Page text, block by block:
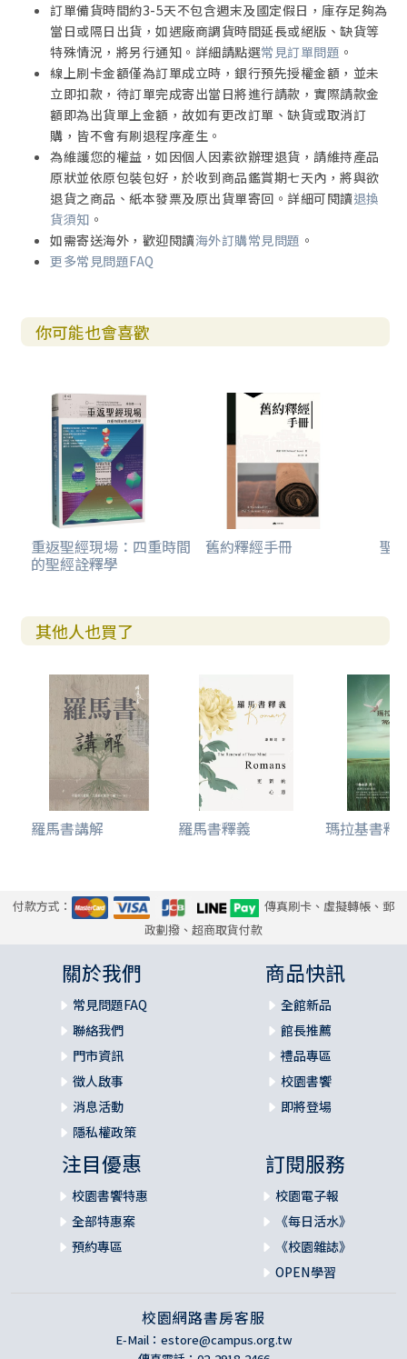
訂單備貨時間約3-5天不包含週末及國定假日，庫存足夠為
當日或隔日出貨，如遇廠商調貨時間延長或絕版、缺貨等
特殊情況，將另行通知。詳細請點選常見訂單問題 。
線上刷卡金額僅為訂單成立時，銀行預先授權金額，並未
立即扣款，待訂單完成寄出當日將進行請款，實際請款金
額即為出貨單上金額，故如有更改訂單、缺貨或取消訂
購，皆不會有刷退程序產生。
為維護您的權益，如因個人因素欲辦理退貨，請維持產品
原狀並依原包裝包好，於收到商品鑑賞期七天內，將與欲
退貨之商品、紙本發票及原出貨單寄回。詳細可閱讀退換
貨須知 。
如需寄送海外，歡迎閱讀海外訂購常見問題 。
更多常見問題FAQ
你可能也會喜歡
重返聖經現場：四重時間
的聖經詮釋學
舊約釋經手冊 聖
其他人也買了
羅馬書講解 羅馬書釋義 瑪拉基書釋
付款方式：
傳真刷卡、虛擬轉帳、郵
政劃撥、超商取貨付款
關於我們
常見問題FAQ
聯絡我們
門市資訊
徵人啟事
消息活動
隱私權政策
商品快訊
全館新品
館長推薦
禮品專區
校園書饗
即將登場
注目優惠
校園書饗特惠
全部特惠案
預約專區
訂閱服務
校園電子報
《每日活水》
《校園雜誌》
OPEN學習
校園網路書房客服
E-Mail： estore@campus.org.tw